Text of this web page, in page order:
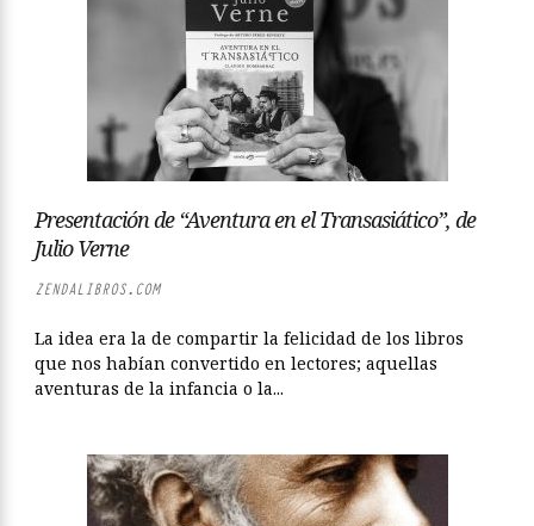
Presentación de “Aventura en el Transasiático”, de
Julio Verne
ZENDALIBROS.COM
La idea era la de compartir la felicidad de los libros
que nos habían convertido en lectores; aquellas
aventuras de la infancia o la...